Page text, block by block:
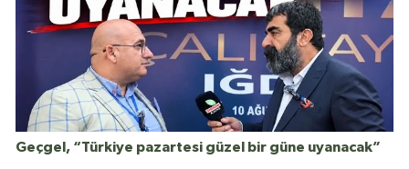
Geçgel, “Türkiye pazartesi güzel bir güne uyanacak”